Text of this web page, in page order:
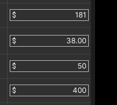
$
$
$
$